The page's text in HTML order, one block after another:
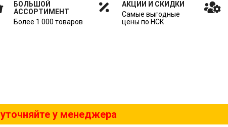
БОЛЬШОЙ
АССОРТИМЕНТ
Более 1 000 товаров
АКЦИИ И СКИДКИ
Самые выгодные
цены по НСК
уточняйте у менеджера